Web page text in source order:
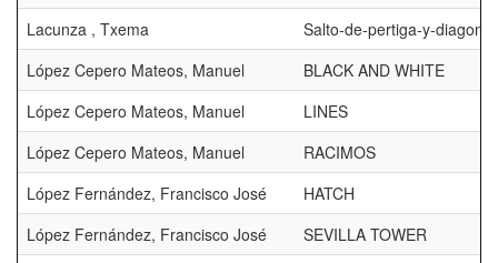
Lacunza , Txema
Salto-de-pertiga-y-diagonal
López Cepero Mateos, Manuel
BLACK AND WHITE
López Cepero Mateos, Manuel
LINES
López Cepero Mateos, Manuel
RACIMOS
López Fernández, Francisco José
HATCH
López Fernández, Francisco José
SEVILLA TOWER